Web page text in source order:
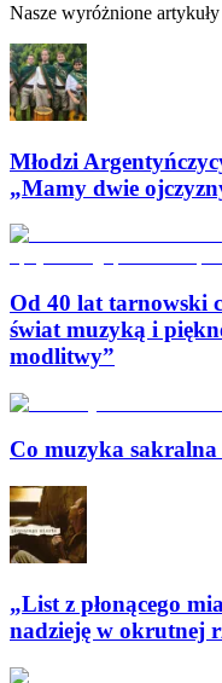
Nasze wyróżnione artykuły
Młodzi
„Mamy dwie
Od 40 lat tarnowski
świat muzyką i
modlitwy”
Co muzyka
„List z płonącego
nadzieję w okrutnej